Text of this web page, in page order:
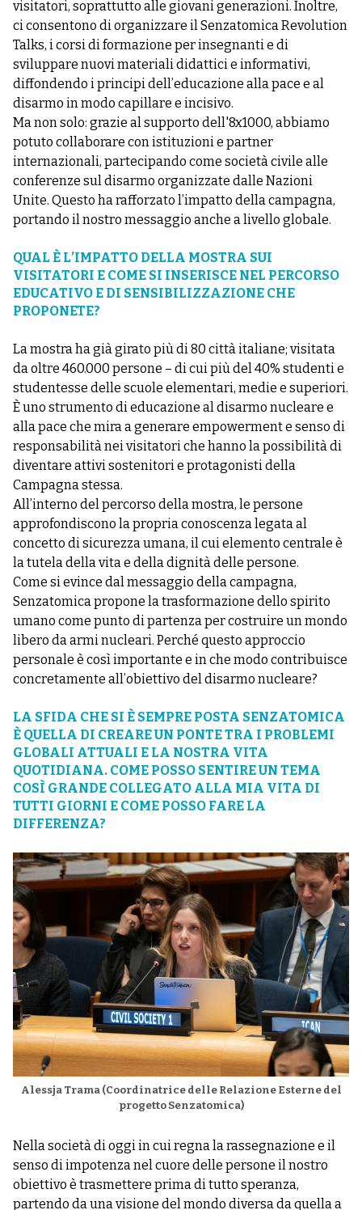
visitatori, soprattutto alle giovani generazioni. Inoltre,
ci consentono di organizzare il Senzatomica Revolution
Talks, i corsi di formazione per insegnanti e di
sviluppare nuovi materiali didattici e informativi,
diffondendo i principi dell’educazione alla pace e al
disarmo in modo capillare e incisivo.
Ma non solo: grazie al supporto dell'8x1000, abbiamo
potuto collaborare con istituzioni e partner
internazionali, partecipando come società civile alle
conferenze sul disarmo organizzate dalle Nazioni
Unite. Questo ha rafforzato l’impatto della campagna,
portando il nostro messaggio anche a livello globale.
QUAL È L’IMPATTO DELLA MOSTRA SUI
VISITATORI E COME SI INSERISCE NEL PERCORSO
EDUCATIVO E DI SENSIBILIZZAZIONE CHE
PROPONETE?
La mostra ha già girato più di 80 città italiane; visitata
da oltre 460.000 persone – di cui più del 40% studenti e
studentesse delle scuole elementari, medie e superiori.
È uno strumento di educazione al disarmo nucleare e
alla pace che mira a generare empowerment e senso di
responsabilità nei visitatori che hanno la possibilità di
diventare attivi sostenitori e protagonisti della
Campagna stessa.
All’interno del percorso della mostra, le persone
approfondiscono la propria conoscenza legata al
concetto di sicurezza umana, il cui elemento centrale è
la tutela della vita e della dignità delle persone.
Come si evince dal messaggio della campagna,
Senzatomica propone la trasformazione dello spirito
umano come punto di partenza per costruire un mondo
libero da armi nucleari. Perché questo approccio
personale è così importante e in che modo contribuisce
concretamente all’obiettivo del disarmo nucleare?
LA SFIDA CHE SI È SEMPRE POSTA SENZATOMICA
È QUELLA DI CREARE UN PONTE TRA I PROBLEMI
GLOBALI ATTUALI E LA NOSTRA VITA
QUOTIDIANA. COME POSSO SENTIRE UN TEMA
COSÌ GRANDE COLLEGATO ALLA MIA VITA DI
TUTTI GIORNI E COME POSSO FARE LA
DIFFERENZA?
Alessja Trama (Coordinatrice delle Relazione Esterne del
progetto Senzatomica)
Nella società di oggi in cui regna la rassegnazione e il
senso di impotenza nel cuore delle persone il nostro
obiettivo è trasmettere prima di tutto speranza,
partendo da una visione del mondo diversa da quella a